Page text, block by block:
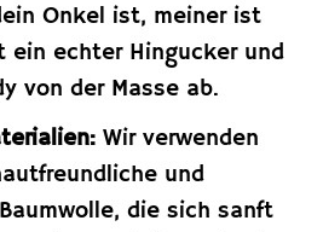
Onkel ist, meiner ist
ein echter Hingucker und
von der Masse ab.
Wir verwenden
und
die sich sanft